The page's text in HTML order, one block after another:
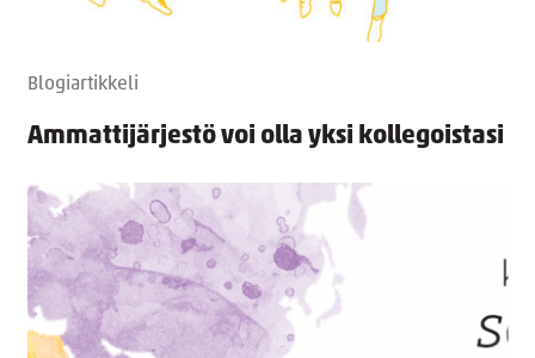
Blogiartikkeli
Ammattijärjestö voi olla yksi kollegoistasi